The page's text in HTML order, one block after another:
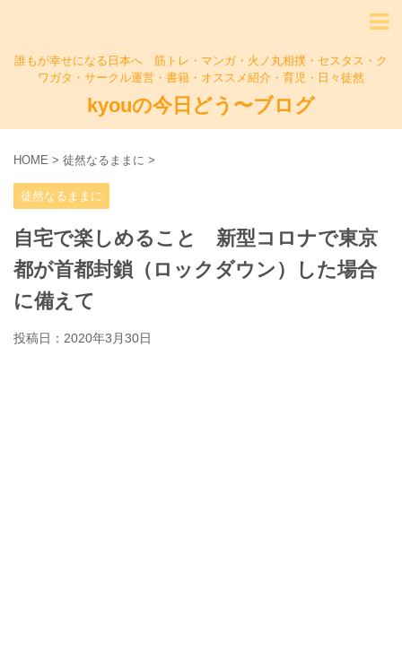
誰もが幸せになる日本へ 筋トレ・マンガ・火ノ丸相撲・セスタス・ク
ワガタ・サークル運営・書籍・オススメ紹介・育児・日々徒然
kyouの今日どう〜ブログ
HOME > 徒然なるままに >
徒然なるままに
自宅で楽しめること 新型コロナで東京
都が首都封鎖（ロックダウン）した場合
に備えて
投稿日： 2020年3月30日